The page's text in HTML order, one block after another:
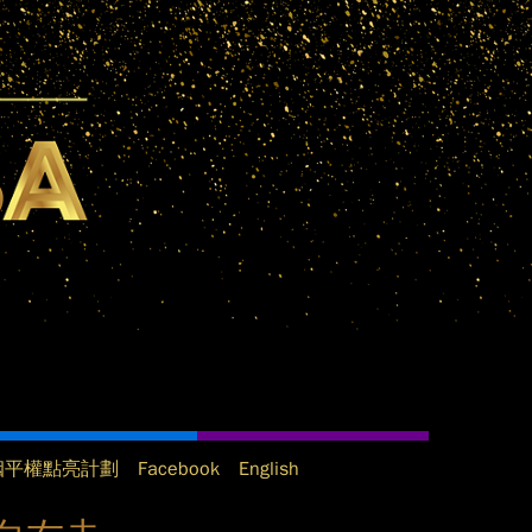
權點亮計劃 Facebook English